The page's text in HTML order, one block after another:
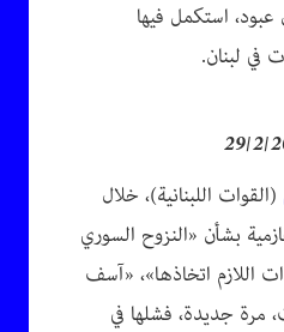
استكمل فيها
في لبنان.
29/2/
(القوات اللبنانية)، خلال
بشأن «النزوح السوري
اللازم اتخاذها»، «آسف
مرة جديدة، فشلها في